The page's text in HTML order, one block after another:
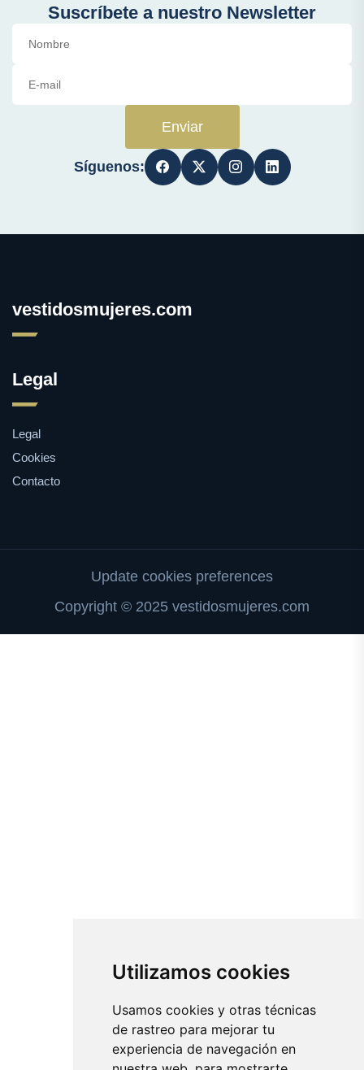
Utilizamos cookies
Usamos cookies y otras técnicas
de rastreo para mejorar tu
experiencia de navegación en
Suscríbete a nuestro Newsletter
Enviar
Síguenos:
vestidosmujeres.com
Legal
Legal
Cookies
Contacto
Update cookies preferences
Copyright © 2025 vestidosmujeres.com